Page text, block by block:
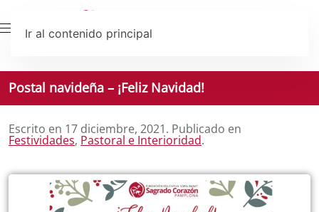
Ir al contenido principal
Postal navideña – ¡Feliz Navidad!
Escrito en 17 diciembre, 2021. Publicado en
Festividades, Pastoral e Interioridad.